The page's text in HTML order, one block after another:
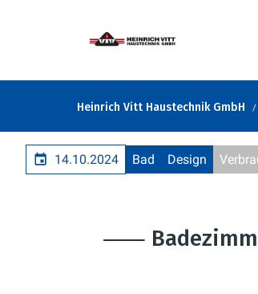
Heinrich Vitt Haustechnik GmbH
14.10.2024 Bad Design
⸺